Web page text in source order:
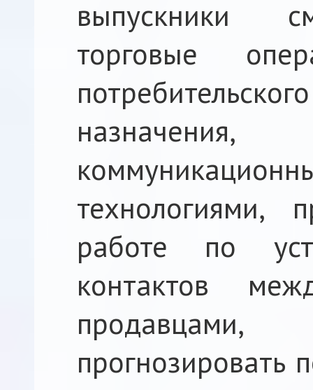
выпускники
торговые
технологиями,
работе по
контактов
прогнозировать